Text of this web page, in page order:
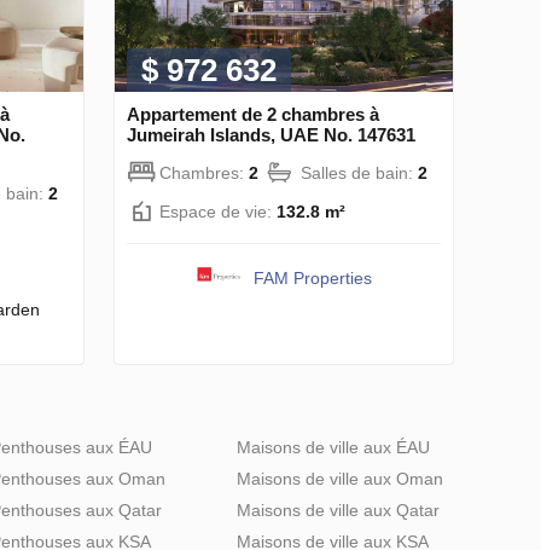
bain: 2
$ 972 632
Appartement de 2 chambres à
Jumeirah Islands, UAE No. 147631
Chambres: 2 Salles de bain: 2
Espace de vie: 132.8 m²
FAM Properties
aux ÉAU
aux Oman
aux Qatar
aux KSA
Maisons de ville aux ÉAU
Maisons de ville aux Oman
Maisons de ville aux Qatar
Maisons de ville aux KSA